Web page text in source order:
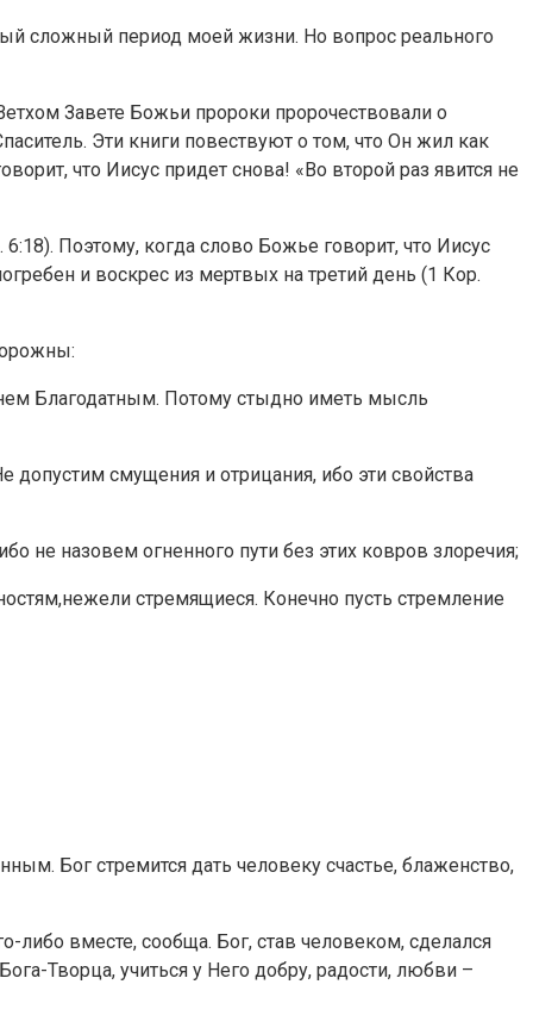
сложный период моей жизни. Но вопрос реального
Завете Божьи пророки пророчествовали о
Эти книги повествуют о том, что Он жил как
что Иисус придет снова! «Во второй раз явится не
Поэтому, когда слово Божье говорит, что Иисус
и воскрес из мертвых на третий день (1 Кор.
Благодатным. Потому стыдно иметь мысль
смущения и отрицания, ибо эти свойства
назовем огненного пути без этих ковров злоречия;
стремящиеся. Конечно пусть стремление
Бог стремится дать человеку счастье, блаженство,
либо вместе, сообща. Бог, став человеком, сделался
Творца, учиться у Него добру, радости, любви –